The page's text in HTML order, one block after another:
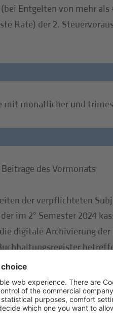
Entgelten von mehr als
Rate) der 2.
mit monatlicher und
des Vormonats
der verpflichteten
im 2° Semester 2024
digitale Archivierung der
Archivierung der